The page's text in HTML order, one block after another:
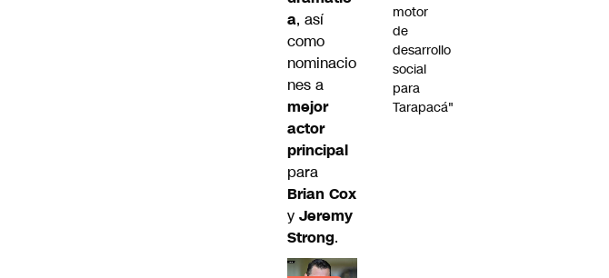
a, así
como
nominacio
nes a
mejor
actor
principal
para
Brian Cox
y Jeremy
Strong.
motor
de
desarrollo
social
para
Tarapacá"